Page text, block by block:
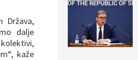
Država,
dalje
kaže